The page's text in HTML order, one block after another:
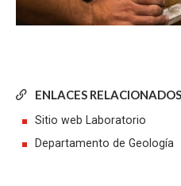
ENLACES RELACIONADOS
Sitio web Laboratorio
Departamento de Geología